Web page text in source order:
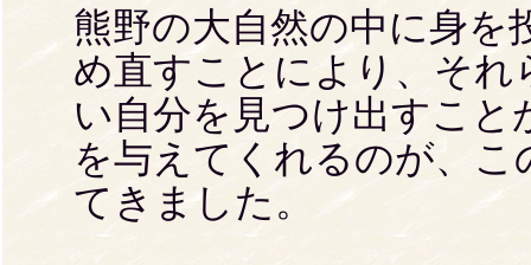
熊野の大自然の中に身を
め直すことにより、そ
い自分を見つけ出すこ
を与えてくれるのが、こ
てきました。